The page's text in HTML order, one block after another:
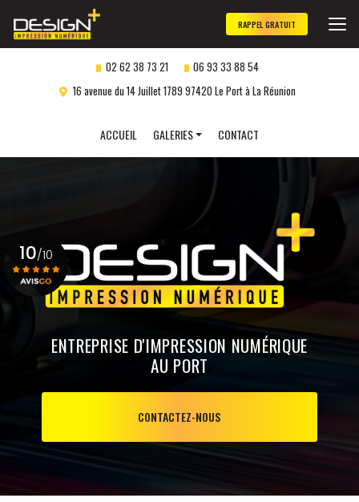
au
contenu
principal
02 62 38 73 21
06 93 33 88 54
16 avenue du 14 Juillet 1789 97420 Le Port à La Réunion
ACCUEIL
GALERIES
Impression numérique
Gravure laser
personnalisée
CONTACT
RAPPEL GRATUIT
ENTREPRISE D'IMPRESSION NUMÉRIQUE
AU PORT
CONTACTEZ-NOUS
10/10
Voir le certificat